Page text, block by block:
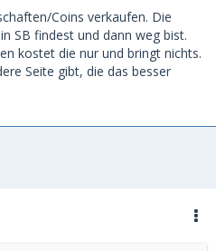
nicht mehr online sind,
werden.
Bildern.
Interesse mehr, oder einen SD
bringen ja eigentlich
Coins verkaufen. Die
SB findest und dann weg bist.
kostet die nur und bringt nichts.
Seite gibt, die das besser